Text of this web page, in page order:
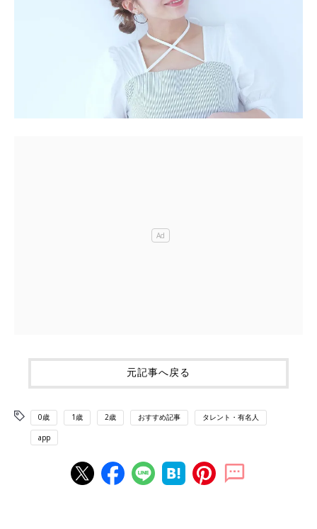
元記事へ戻る
0歳 1歳 2歳 おすすめ記事 タレント・有名人
app